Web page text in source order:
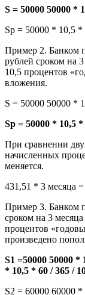
S = 50000 50000 *
Sp = 50000 * 10,5 *
Пример 2. Банком
рублей сроком на
10,5 процентов
вложения.
S = 50000 50000 *
Sp = 50000 * 10,5 *
При сравнении
начисленных
меняется.
431,51 * 3 месяца
Пример 3. Банком
сроком на 3
процентов
произведено
S1 =50000 50000 *
* 10,5 * 60 / 365 /
S2 = 60000 60000